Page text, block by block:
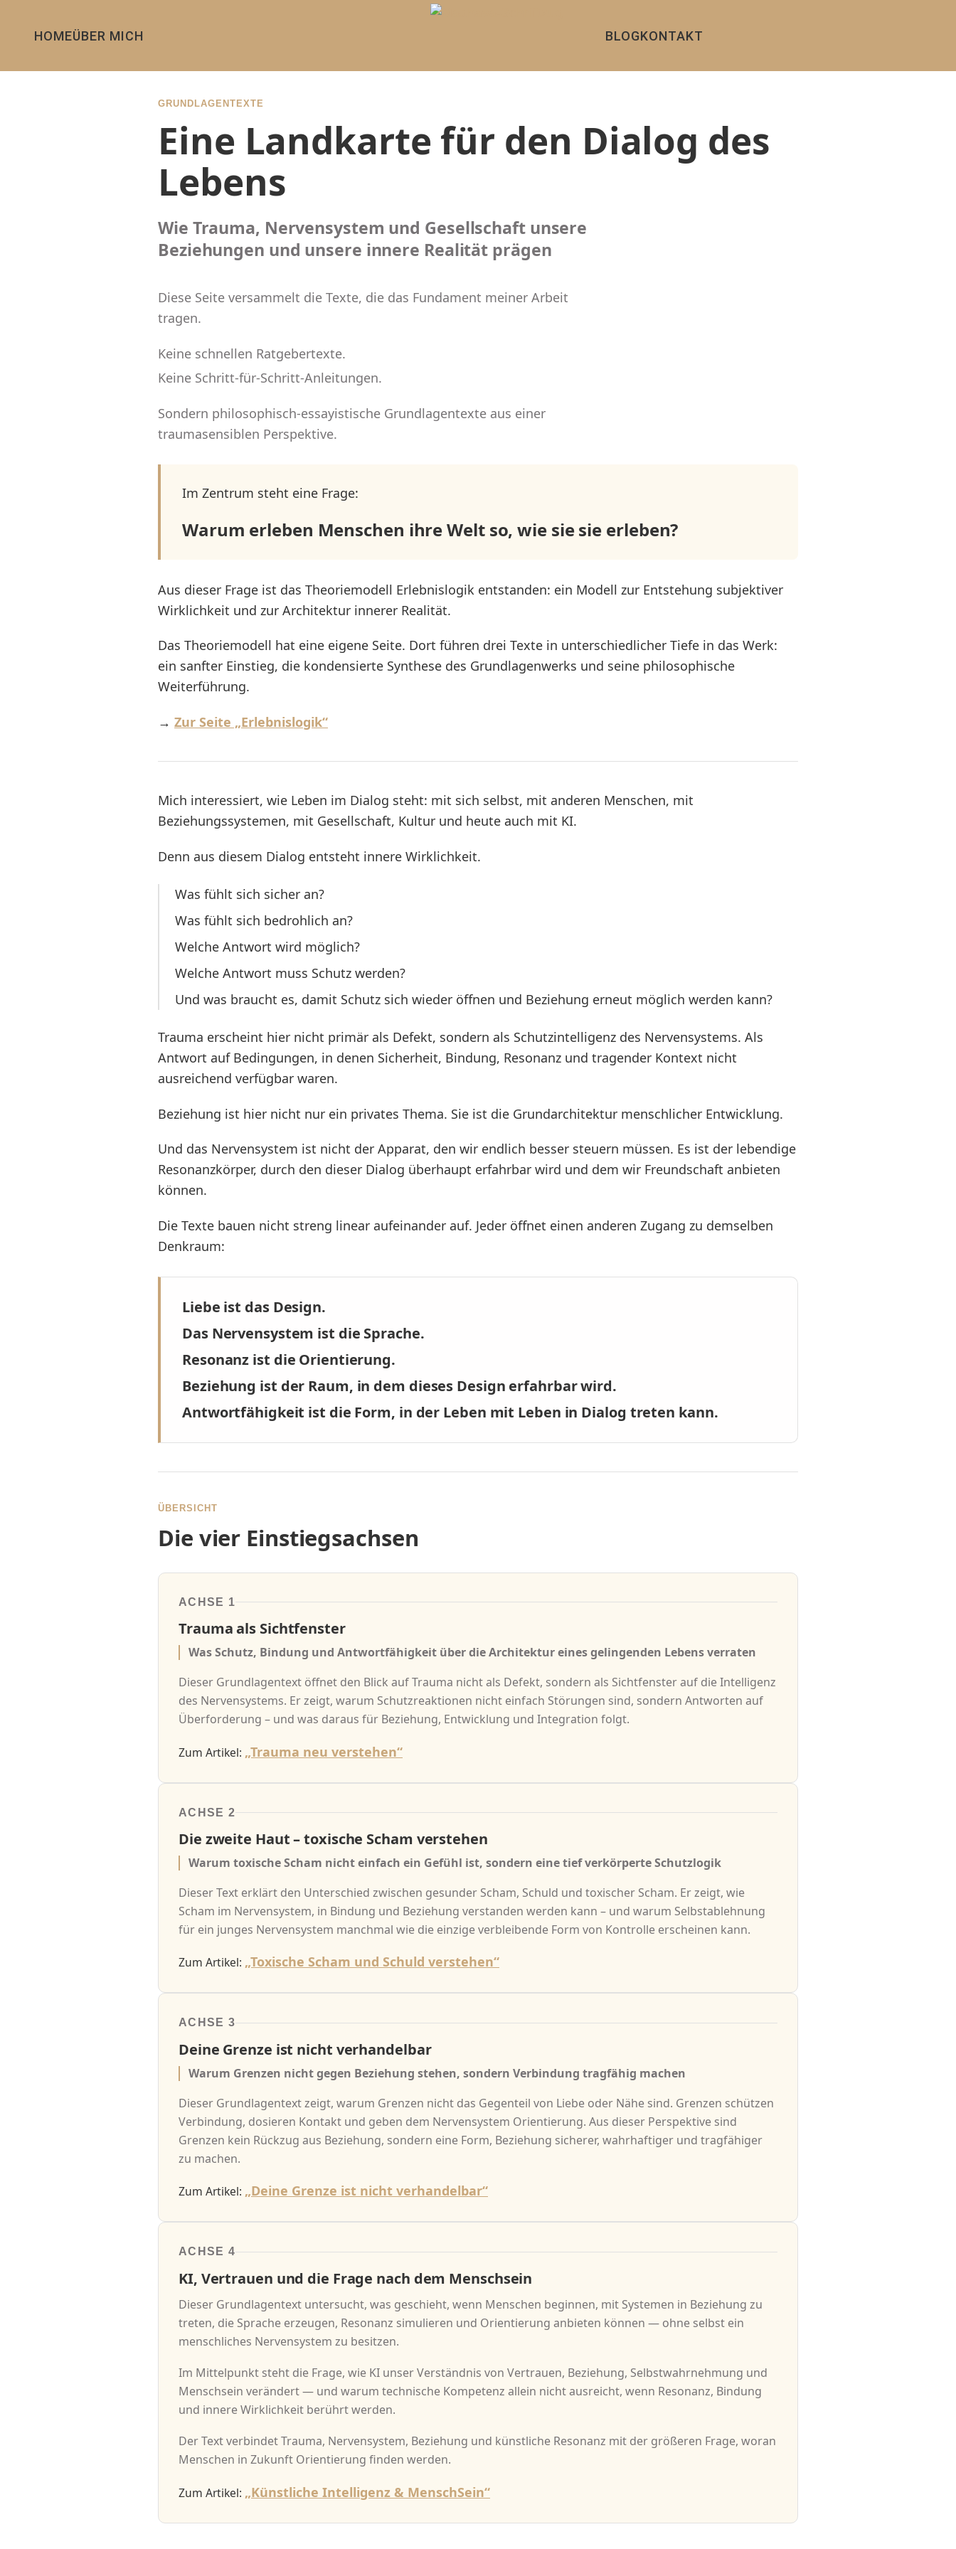
HOMEÜBER MICH BLOGKONTAKT
GRUNDLAGENTEXTE
Eine Landkarte für den Dialog des
Lebens
Wie Trauma, Nervensystem und Gesellschaft unsere
Beziehungen und unsere innere Realität prägen
Diese Seite versammelt die Texte, die das Fundament meiner Arbeit
tragen.
Keine schnellen Ratgebertexte.
Keine Schritt-für-Schritt-Anleitungen.
Sondern philosophisch-essayistische Grundlagentexte aus einer
traumasensiblen Perspektive.
Im Zentrum steht eine Frage:
Warum erleben Menschen ihre Welt so, wie sie sie erleben?
Aus dieser Frage ist das Theoriemodell Erlebnislogik entstanden: ein Modell zur Entstehung subjektiver
Wirklichkeit und zur Architektur innerer Realität.
Das Theoriemodell hat eine eigene Seite. Dort führen drei Texte in unterschiedlicher Tiefe in das Werk:
ein sanfter Einstieg, die kondensierte Synthese des Grundlagenwerks und seine philosophische
Weiterführung.
→ Zur Seite „Erlebnislogik“
Mich interessiert, wie Leben im Dialog steht: mit sich selbst, mit anderen Menschen, mit
Beziehungssystemen, mit Gesellschaft, Kultur und heute auch mit KI.
Denn aus diesem Dialog entsteht innere Wirklichkeit.
Was fühlt sich sicher an?
Was fühlt sich bedrohlich an?
Welche Antwort wird möglich?
Welche Antwort muss Schutz werden?
Und was braucht es, damit Schutz sich wieder öffnen und Beziehung erneut möglich werden kann?
Trauma erscheint hier nicht primär als Defekt, sondern als Schutzintelligenz des Nervensystems. Als
Antwort auf Bedingungen, in denen Sicherheit, Bindung, Resonanz und tragender Kontext nicht
ausreichend verfügbar waren.
Beziehung ist hier nicht nur ein privates Thema. Sie ist die Grundarchitektur menschlicher Entwicklung.
Und das Nervensystem ist nicht der Apparat, den wir endlich besser steuern müssen. Es ist der lebendige
Resonanzkörper, durch den dieser Dialog überhaupt erfahrbar wird und dem wir Freundschaft anbieten
können.
Die Texte bauen nicht streng linear aufeinander auf. Jeder öffnet einen anderen Zugang zu demselben
Denkraum:
Liebe ist das Design.
Das Nervensystem ist die Sprache.
Resonanz ist die Orientierung.
Beziehung ist der Raum, in dem dieses Design erfahrbar wird.
Antwortfähigkeit ist die Form, in der Leben mit Leben in Dialog treten kann.
ÜBERSICHT
Die vier Einstiegsachsen
ACHSE 1
Trauma als Sichtfenster
Was Schutz, Bindung und Antwortfähigkeit über die Architektur eines gelingenden Lebens verraten
Dieser Grundlagentext öffnet den Blick auf Trauma nicht als Defekt, sondern als Sichtfenster auf die Intelligenz
des Nervensystems. Er zeigt, warum Schutzreaktionen nicht einfach Störungen sind, sondern Antworten auf
Überforderung – und was daraus für Beziehung, Entwicklung und Integration folgt.
Zum Artikel: „Trauma neu verstehen“
ACHSE 2
Die zweite Haut – toxische Scham verstehen
Warum toxische Scham nicht einfach ein Gefühl ist, sondern eine tief verkörperte Schutzlogik
Dieser Text erklärt den Unterschied zwischen gesunder Scham, Schuld und toxischer Scham. Er zeigt, wie
Scham im Nervensystem, in Bindung und Beziehung verstanden werden kann – und warum Selbstablehnung
für ein junges Nervensystem manchmal wie die einzige verbleibende Form von Kontrolle erscheinen kann.
Zum Artikel: „Toxische Scham und Schuld verstehen“
ACHSE 3
Deine Grenze ist nicht verhandelbar
Warum Grenzen nicht gegen Beziehung stehen, sondern Verbindung tragfähig machen
Dieser Grundlagentext zeigt, warum Grenzen nicht das Gegenteil von Liebe oder Nähe sind. Grenzen schützen
Verbindung, dosieren Kontakt und geben dem Nervensystem Orientierung. Aus dieser Perspektive sind
Grenzen kein Rückzug aus Beziehung, sondern eine Form, Beziehung sicherer, wahrhaftiger und tragfähiger
zu machen.
Zum Artikel: „Deine Grenze ist nicht verhandelbar“
ACHSE 4
KI, Vertrauen und die Frage nach dem Menschsein
Dieser Grundlagentext untersucht, was geschieht, wenn Menschen beginnen, mit Systemen in Beziehung zu
treten, die Sprache erzeugen, Resonanz simulieren und Orientierung anbieten können — ohne selbst ein
menschliches Nervensystem zu besitzen.
Im Mittelpunkt steht die Frage, wie KI unser Verständnis von Vertrauen, Beziehung, Selbstwahrnehmung und
Menschsein verändert — und warum technische Kompetenz allein nicht ausreicht, wenn Resonanz, Bindung
und innere Wirklichkeit berührt werden.
Der Text verbindet Trauma, Nervensystem, Beziehung und künstliche Resonanz mit der größeren Frage, woran
Menschen in Zukunft Orientierung finden werden.
Zum Artikel: „Künstliche Intelligenz & MenschSein“